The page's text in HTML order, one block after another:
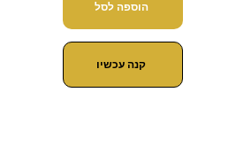
הוספה לסל
קנה עכשיו